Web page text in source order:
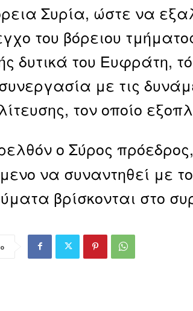
Συρία, ώστε να
του βόρειου
δυτικά του Ευφράτη,
με τις
τον οποίο
ο Σύρος πρόεδρος,
να συναντηθεί με
βρίσκονται στο